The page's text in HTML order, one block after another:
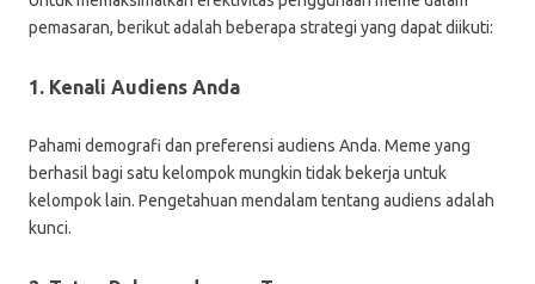
pemasaran, berikut adalah beberapa strategi yang dapat diikuti:
1. Kenali Audiens Anda
Pahami demografi dan preferensi audiens Anda. Meme yang
berhasil bagi satu kelompok mungkin tidak bekerja untuk
kelompok lain. Pengetahuan mendalam tentang audiens adalah
kunci.